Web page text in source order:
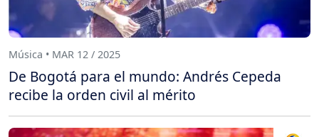
Música • MAR 12 / 2025
De Bogotá para el mundo: Andrés Cepeda
recibe la orden civil al mérito